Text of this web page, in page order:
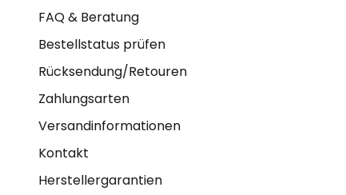
FAQ & Beratung
Bestellstatus prüfen
Rücksendung/Retouren
Zahlungsarten
Versandinformationen
Kontakt
Herstellergarantien